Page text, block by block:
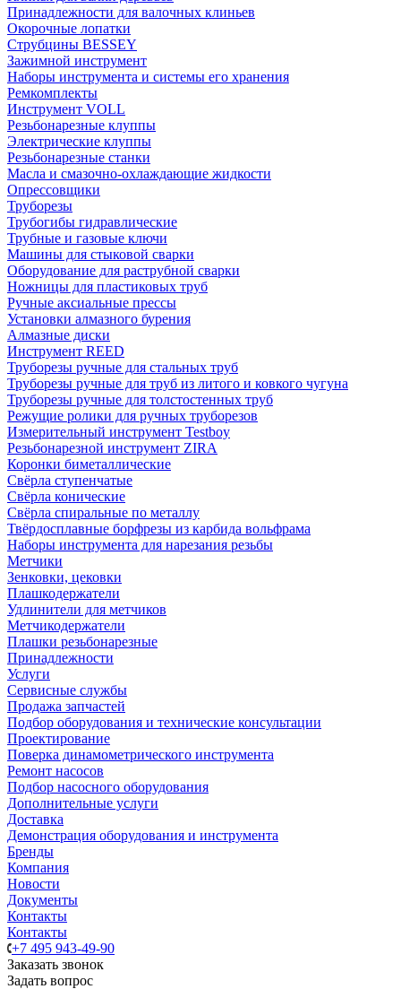
Принадлежности для валочных клиньев
Окорочные лопатки
Струбцины BESSEY
Зажимной инструмент
Наборы инструмента и системы его хранения
Ремкомплекты
Инструмент VOLL
Резьбонарезные клуппы
Электрические клуппы
Резьбонарезные станки
Масла и смазочно-охлаждающие жидкости
Опрессовщики
Труборезы
Трубогибы гидравлические
Трубные и газовые ключи
Машины для стыковой сварки
Оборудование для раструбной сварки
Ножницы для пластиковых труб
Ручные аксиальные прессы
Установки алмазного бурения
Алмазные диски
Инструмент REED
Труборезы ручные для стальных труб
Труборезы ручные для труб из литого и ковкого чугуна
Труборезы ручные для толстостенных труб
Режущие ролики для ручных труборезов
Измерительный инструмент Testboy
Резьбонарезной инструмент ZIRA
Коронки биметаллические
Свёрла ступенчатые
Свёрла конические
Свёрла спиральные по металлу
Твёрдосплавные борфрезы из карбида вольфрама
Наборы инструмента для нарезания резьбы
Метчики
Зенковки, цековки
Плашкодержатели
Удлинители для метчиков
Метчикодержатели
Плашки резьбонарезные
Принадлежности
Услуги
Сервисные службы
Продажа запчастей
Подбор оборудования и технические консультации
Проектирование
Поверка динамометрического инструмента
Ремонт насосов
Подбор насосного оборудования
Дополнительные услуги
Доставка
Демонстрация оборудования и инструмента
Бренды
Компания
Новости
Документы
Контакты
Контакты
+7 495 943-49-90
Заказать звонок
Задать вопрос